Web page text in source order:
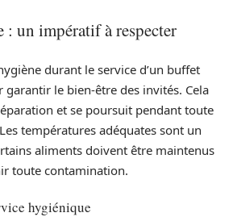
: un impératif à respecter
durant le service d’un buffet
le bien-être des invités. Cela
et se poursuit pendant toute
températures adéquates sont un
aliments doivent être maintenus
toute contamination.
hygiénique